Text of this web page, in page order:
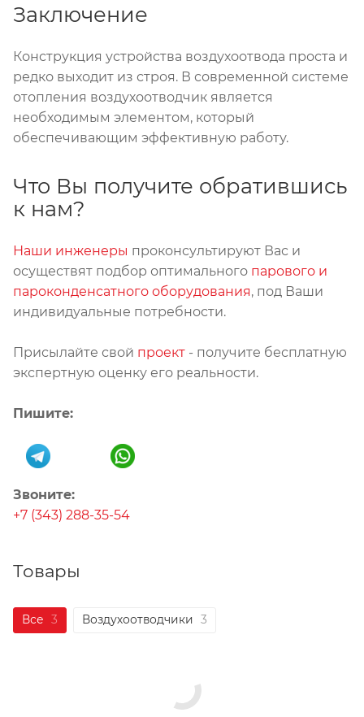
Заключение
Конструкция устройства воздухоотвода проста и
редко выходит из строя. В современной системе
отопления воздухоотводчик является
необходимым элементом, который
обеспечивающим эффективную работу.
Что Вы получите обратившись
к нам?
Наши инженеры проконсультируют Вас и
осуществят подбор оптимального парового и
пароконденсатного оборудования, под Ваши
индивидуальные потребности.
Присылайте свой проект - получите бесплатную
экспертную оценку его реальности.
Пишите:
Звоните:
+7 (343) 288-35-54
Товары
Все 3 Воздухоотводчики 3